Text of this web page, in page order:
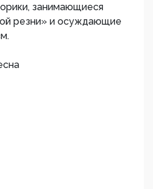
занимающиеся
резни» и осуждающие